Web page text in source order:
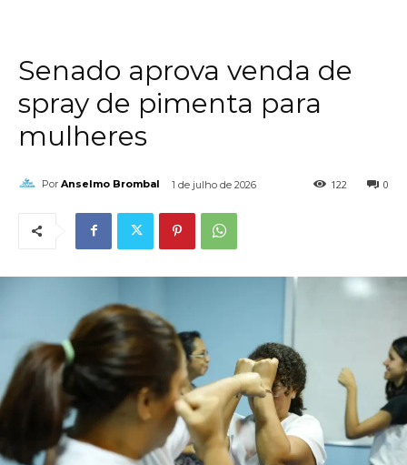
Senado aprova venda de
spray de pimenta para
mulheres
Por Anselmo Brombal 1 de julho de 2026 0
122